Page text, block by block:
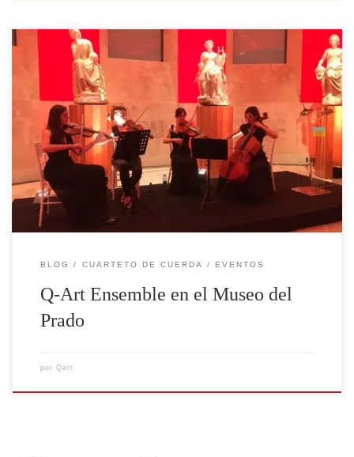
La Sala de las Musas del Museo Nacional del Prado ha
sido escenario de este evento, donde autores como
Mozart, Beethoven o Schubert son evocados por las
musas Terpsícore, Melpómene o Urania. Esta
amenización musical realizada por el cuarteto de
cuerdas Q-Art Ensemble ha vestido este evento
corporativo privado coincidiendo […]
BLOG CUARTETO DE CUERDA EVENTOS
Q-Art Ensemble en el Museo del
Prado
por Qart